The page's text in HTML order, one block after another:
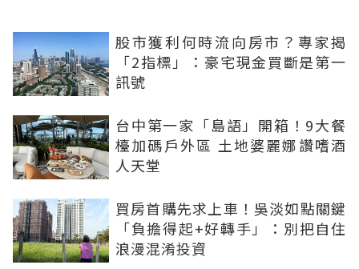
股市獲利何時流向房市？專家揭
「2指標」：豪宅現金買斷是第一
訊號
台中第一家「島語」開箱！9大餐
檯加碼戶外區 土地婆麗娜讚嗜酒
人天堂
買房首購先求上車！吳淡如點關鍵
「負擔得起+好轉手」：別把自住
浪漫混淆投資